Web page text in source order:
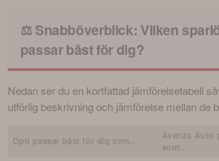
⚖️ Snabböverblick: Vilken
passar bäst för dig?
Nedan ser du en kortfattad jämförelsetabell
utförlig beskrivning och jämförelse mellan de
Opti passar bäst för dig som…
Avanza Auto
som…